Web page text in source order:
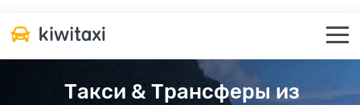
Такси & Трансферы из